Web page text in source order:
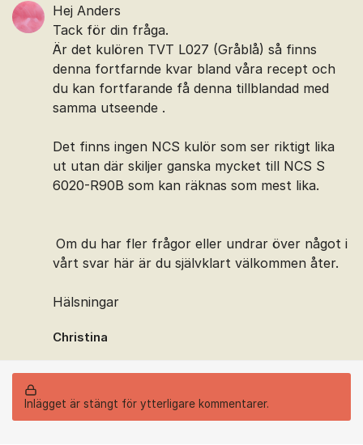
Hej Anders
Tack för din fråga.
Är det kulören TVT L027 (Gråblå) så finns
denna fortfarnde kvar bland våra recept och
du kan fortfarande få denna tillblandad med
samma utseende .
Det finns ingen NCS kulör som ser riktigt lika
ut utan där skiljer ganska mycket till NCS S
6020-R90B som kan räknas som mest lika.
Om du har fler frågor eller undrar över något i
vårt svar här är du självklart välkommen åter.
Hälsningar
Christina
Inlägget är stängt för ytterligare kommentarer.